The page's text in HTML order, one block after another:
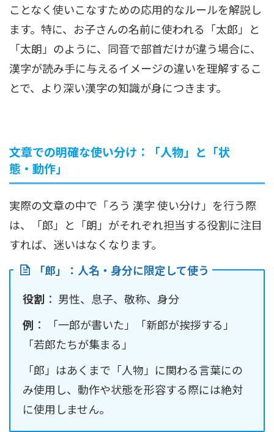
ことなく使いこなすための応用的なルールを解説し
ます。特に、お子さんの名前に使われる「太郎」と
「太朗」のように、同音で部首だけが違う場合に、
漢字が読み手に与えるイメージの違いを理解するこ
とで、より深い漢字の知識が身につきます。
文章での明確な使い分け：「人物」と「状
態・動作」
実際の文章の中で「ろう 漢字 使い分け」を行う際
は、「郎」と「朗」がそれぞれ担当する役割に注目
すれば、迷いはなくなります。
「郎」：人名・身分に限定して使う
役割 ： 男性、息子、敬称、身分
例 ： 「一郎が書いた」「新郎が挨拶する」
「若郎たちが集まる」
「郎」はあくまで「人物」に関わる言葉にの
み使用し、動作や状態を形容する際には絶対
に使用しません。